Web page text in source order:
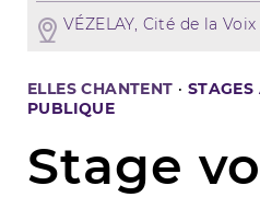
VÉZELAY, Cité de la Voix
ELLES CHANTENT · STAGES
PUBLIQUE
Stage